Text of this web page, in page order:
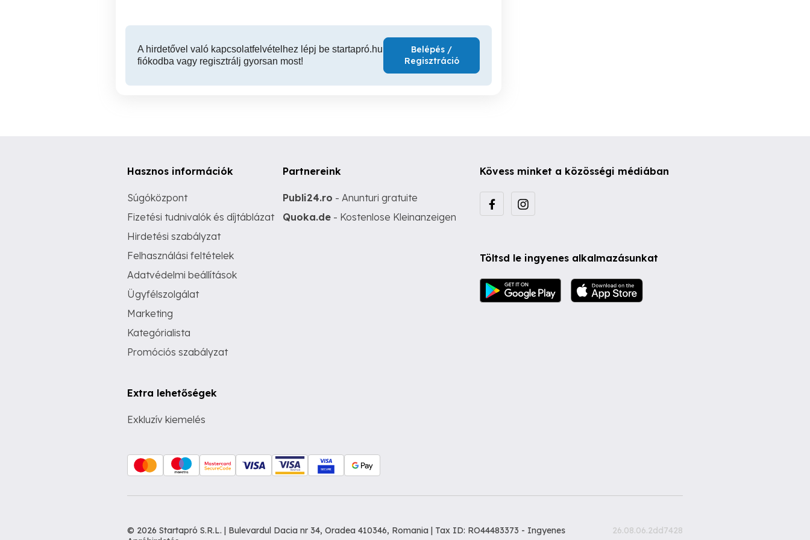
A hirdetővel való kapcsolatfelvételhez lépj be startapró.hu
fiókodba vagy regisztrálj gyorsan most!
Belépés /
Regisztráció
Hasznos információk
Súgóközpont
Fizetési tudnivalók és díjtáblázat
Hirdetési szabályzat
Felhasználási feltételek
Adatvédelmi beállítások
Ügyfélszolgálat
Marketing
Kategórialista
Promóciós szabályzat
Extra lehetőségek
Exkluzív kiemelés
Partnereink
Publi24.ro - Anunturi gratuite
Quoka.de - Kostenlose Kleinanzeigen
Kövess minket a közösségi médiában
Töltsd le ingyenes alkalmazásunkat
© 2026 Startapró S.R.L. | Bulevardul Dacia nr 34, Oradea 410346, Romania | Tax ID: RO44483373 - Ingyenes
26.08.06.2dd7428